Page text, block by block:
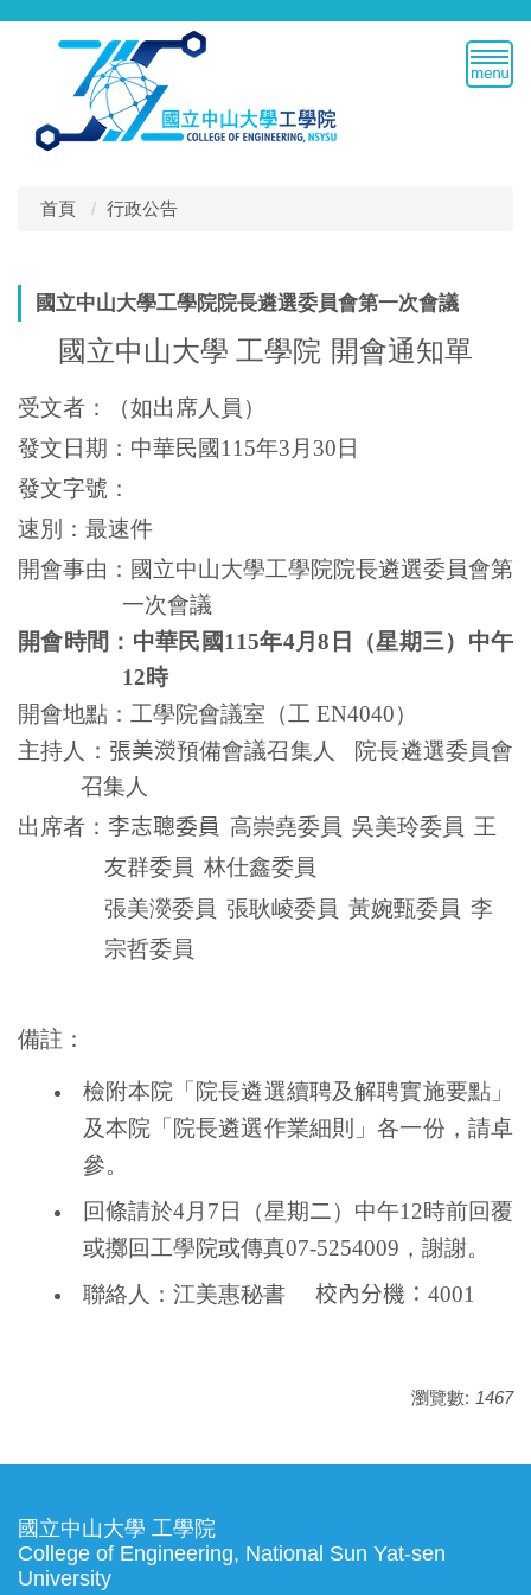
跳
首頁
行政公告
國立中山大學工學院院長遴選委員會第一次會議
國立中山大學 工學院 開會通知單
受文者：（如出席人員）
發文日期：中華民國115年3 月 30 日
發文字號：
速別：最速件
開會事由：國立中山大學工學院院長遴選委員會第
一次會議
開會時間：中華民國115年4月8 日（星期三）中午
12時
開會地點：工學院會議室（工 EN4040）
主持人： 張美濙預備會議召集人
院長遴選委員會
召集人
出席者： 李志聰委員 高崇堯委員 吳美玲委員 王
友群委員 林仕鑫委員
張美濙委員 張耿崚委員 黃婉甄委員 李
宗哲委員
備註：
檢附本院「院長遴選續聘及解聘實施要點」
及本院「院長遴選作業細則」各一份，請卓
參。
回條請於4月7日（星期二）中午12時前回覆
或擲回工學院或傳真07-5254009，謝謝。
聯絡人：江美惠秘書 校內分機： 4001
瀏覽數: 1467
國立中山大學 工學院
College of Engineering, National Sun Yat-sen
University